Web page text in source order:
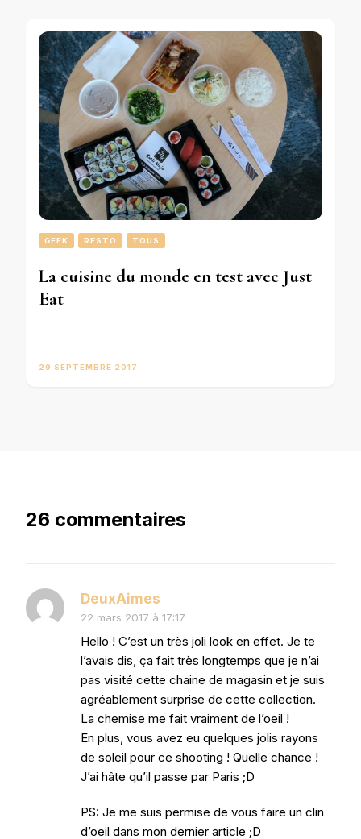
GEEK RESTO TOUS
La cuisine du monde en test avec Just
Eat
29 SEPTEMBRE 2017
26 commentaires
DeuxAimes
22 mars 2017 à 17:17
Hello ! C’est un très joli look en effet. Je te
l’avais dis, ça fait très longtemps que je n’ai
pas visité cette chaine de magasin et je suis
agréablement surprise de cette collection.
La chemise me fait vraiment de l’oeil !
En plus, vous avez eu quelques jolis rayons
de soleil pour ce shooting ! Quelle chance !
J’ai hâte qu’il passe par Paris ;D
PS: Je me suis permise de vous faire un clin
d’oeil dans mon dernier article ;D